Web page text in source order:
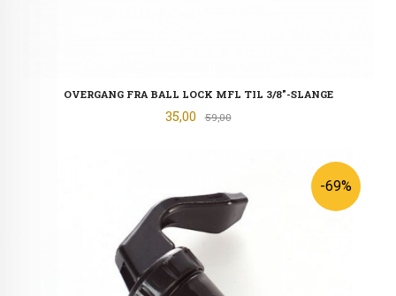
OVERGANG FRA BALL LOCK MFL TIL 3/8"-SLANGE
Tilbud
35,00 59,00Rabatt
-69%